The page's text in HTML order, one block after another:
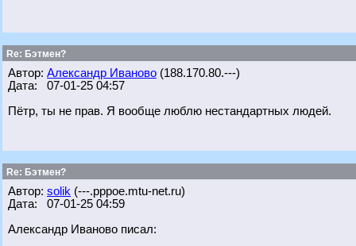
Re: Бэтмен?
Автор: Александр Иваново (188.170.80.---)
Дата: 07-01-25 04:57
Пётр, ты не прав. Я вообще люблю нестандартных людей.
Re: Бэтмен?
Автор: solik (---.pppoe.mtu-net.ru)
Дата: 07-01-25 04:59
Александр Иваново писал: